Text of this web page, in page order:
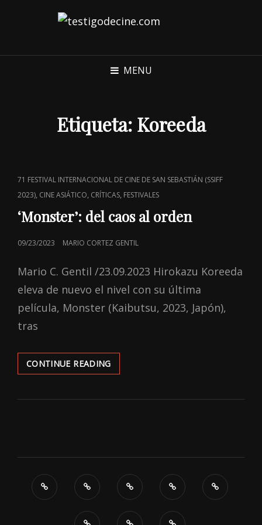
MENU
Etiqueta: Koreeda
CAT
LINKS
71 FESTIVAL INTERNACIONAL DE CINE DE SAN SEBASTIÁN (SSIFF
2023), CINE ASIÁTICO, CRÍTICAS, FESTIVALES
‘Monster’: del caos al orden
POSTED
09/23/2023 MARIO CORTEZ GENTIL
Mario C. Gentil /23.09.2023 Hirokazu Koreeda
eleva de nuevo el nivel con su última
película, Monster (Kaibutsu, 2023, Japón),
tras
CONTINUE READING‘MONSTER’:
DEL
AL